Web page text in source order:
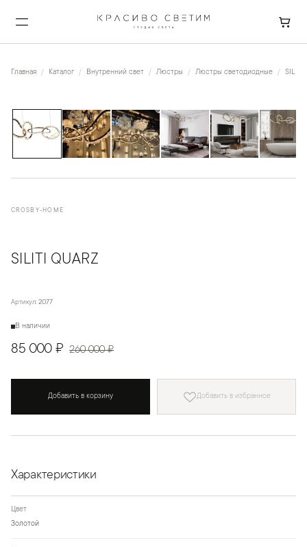
Главная Каталог Внутренний свет Люстры Люстры светодиодные SILITI
CROSBY-HOME
SILITI QUARZ
Артикул: 2077
В наличии
85 000 ₽ 260 000 ₽
Добавить в корзину Добавить в избранное
Характеристики
Цвет
Золотой